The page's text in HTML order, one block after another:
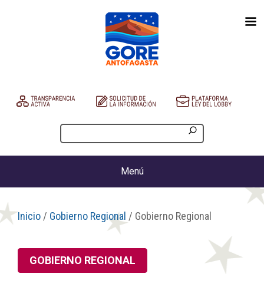
Menú
Inicio / Gobierno Regional / Gobierno Regional
GOBIERNO REGIONAL